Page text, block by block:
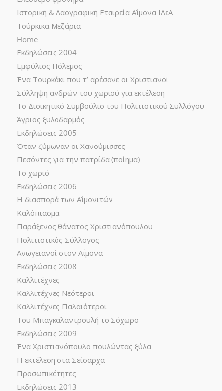
Ιστορική & Λαογραφική Εταιρεία Αΐμονα ΙΛεΑ
Τούρκικα Μεζάρια
Home
Εκδηλώσεις 2004
Εμφύλιος Πόλεμος
Ένα Τουρκάκι που τ’ αρέσανε οι Χριστιανοί
Σύλληψη ανδρών του χωριού για εκτέλεση
Το Διοικητικό Συμβούλιο του Πολιτιστικού Συλλόγου
Άγριος ξυλοδαρμός
Εκδηλώσεις 2005
Όταν ζύμωναν οι Χανούμισσες
Πεσόντες για την πατρίδα (ποίημα)
Το χωριό
Εκδηλώσεις 2006
Η διασπορά των Αΐμονιτών
Καλόπιασμα
Παράξενος θάνατος Χριστιανόπουλου
Πολιτιστικός Σύλλογος
Ανωγειανοί στον Αΐμονα
Εκδηλώσεις 2008
Καλλιτέχνες
Καλλιτέχνες Νεότεροι
Καλλιτέχνες Παλαιότεροι
Του Μπαγκαλαντρουλή το Σόχωρο
Εκδηλώσεις 2009
Ένα Χριστιανόπουλο πουλώντας ξύλα
Η εκτέλεση στα Σείσαρχα
Προσωπικότητες
Εκδηλώσεις 2013